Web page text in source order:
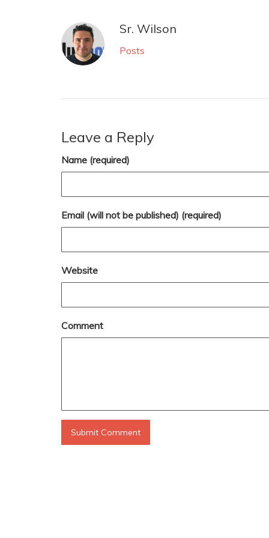
Sr. Wilson
Posts
Leave a Reply
Name (required)
Email (will not be published) (required)
Website
Comment